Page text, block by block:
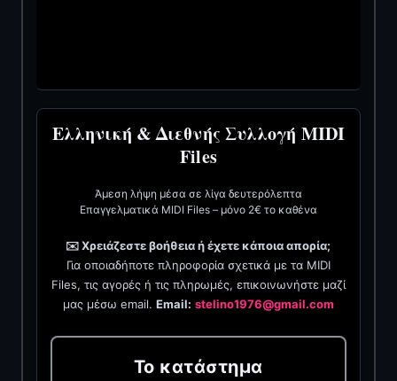
Ελληνική & Διεθνής Συλλογή MIDI
Files
Άμεση λήψη μέσα σε λίγα δευτερόλεπτα
Επαγγελματικά MIDI Files – μόνο 2€ το καθένα
✉️ Χρειάζεστε βοήθεια ή έχετε κάποια απορία;
Για οποιαδήποτε πληροφορία σχετικά με τα MIDI
Files, τις αγορές ή τις πληρωμές, επικοινωνήστε μαζί
μας μέσω email. Email: stelino1976@gmail.com
Το κατάστημα